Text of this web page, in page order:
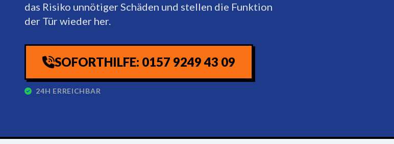
das Risiko unnötiger Schäden und stellen die Funktion
der Tür wieder her.
SOFORTHILFE: 0157 9249 43 09
24H ERREICHBAR